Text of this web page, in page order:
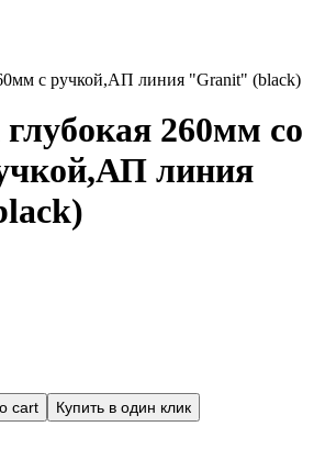
с ручкой,АП линия "Granit" (black)
260мм со
линия
cart Купить в один клик